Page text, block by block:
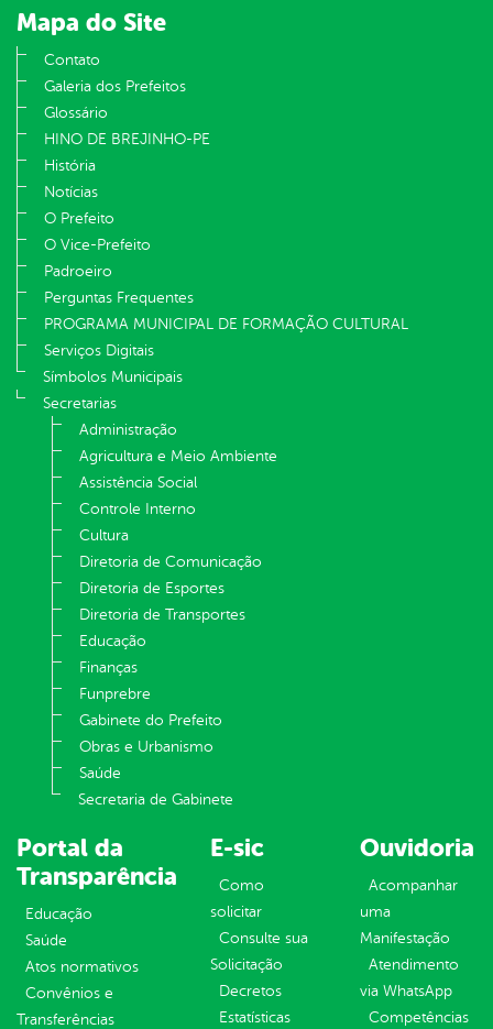
Mapa do Site
Contato
Galeria dos Prefeitos
Glossário
HINO DE BREJINHO-PE
História
Notícias
O Prefeito
O Vice-Prefeito
Padroeiro
Perguntas Frequentes
PROGRAMA MUNICIPAL DE FORMAÇÃO CULTURAL
Serviços Digitais
Símbolos Municipais
Secretarias
Administração
Agricultura e Meio Ambiente
Assistência Social
Controle Interno
Cultura
Diretoria de Comunicação
Diretoria de Esportes
Diretoria de Transportes
Educação
Finanças
Funprebre
Gabinete do Prefeito
Obras e Urbanismo
Saúde
Secretaria de Gabinete
Portal da
Transparência
Educação
Saúde
Atos normativos
Convênios e
Transferências
E-sic
Como
solicitar
Consulte sua
Solicitação
Decretos
Estatísticas
Ouvidoria
Acompanhar
uma
Manifestação
Atendimento
via WhatsApp
Competências